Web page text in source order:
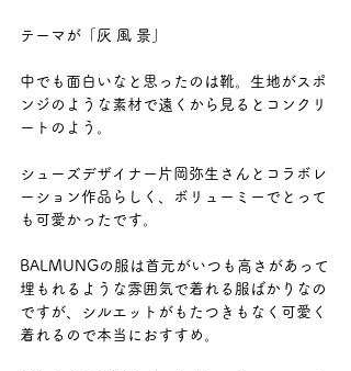
テーマが「灰 風 景」
中でも面白いなと思ったのは靴。生地がスポ
ンジのような素材で遠くから見るとコンクリ
ートのよう。
シューズデザイナー片岡弥生さんとコラボレ
ーション作品らしく、ボリューミーでとって
も可愛かったです。
BALMUNGの服は首元がいつも高さがあって
埋もれるような雰囲気で着れる服ばかりなの
ですが、シルエットがもたつきもなく可愛く
着れるので本当におすすめ。